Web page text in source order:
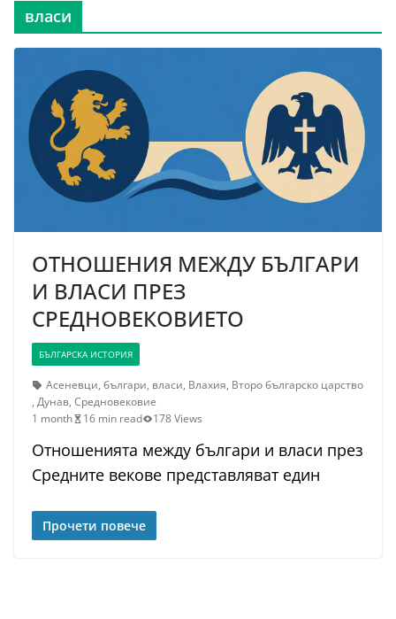
власи
ОТНОШЕНИЯ МЕЖДУ БЪЛГАРИ
И ВЛАСИ ПРЕЗ
СРЕДНОВЕКОВИЕТО
БЪЛГАРСКА ИСТОРИЯ
Асеневци, българи, власи, Влахия, Второ българско царство
, Дунав, Средновековие
1 month
16 min read 178 Views
Отношенията между българи и власи през
Средните векове представляват един
Прочети повече